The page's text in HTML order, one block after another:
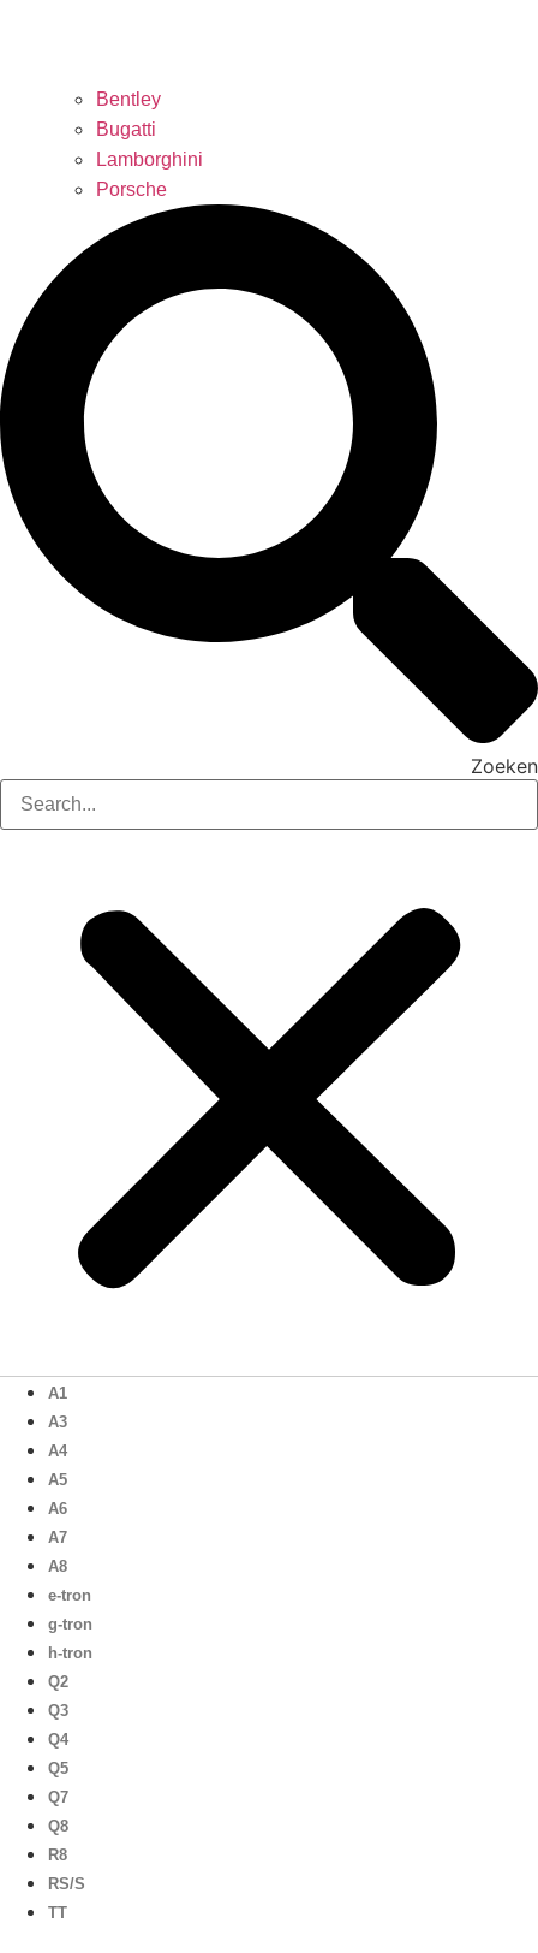
Bentley
Bugatti
Lamborghini
Porsche
Zoeken
A1
A3
A4
A5
A6
A7
A8
e-tron
g-tron
h-tron
Q2
Q3
Q4
Q5
Q7
Q8
R8
RS/S
TT